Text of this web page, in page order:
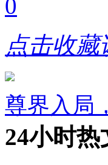
0
点击收藏
尊界入局
24小时热